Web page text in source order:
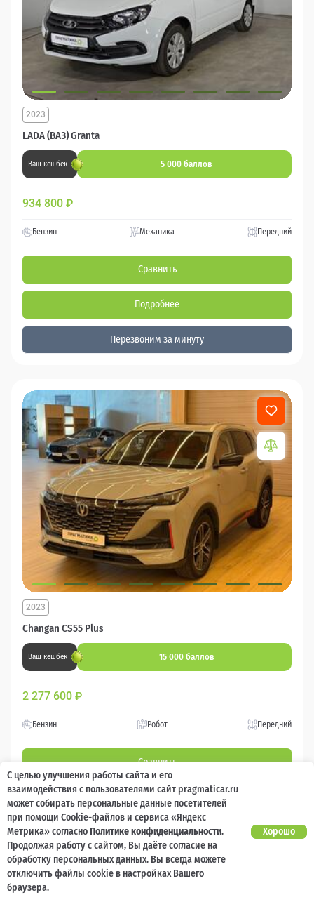
LADA (ВАЗ) Granta
2023
Ваш кешбек 5 000 баллов
934 800 ₽
Бензин Механика Передний
Сравнить
Подробнее
Перезвоним за минуту
Changan CS55 Plus
2023
Ваш кешбек 15 000 баллов
2 277 600 ₽
Бензин Робот Передний
Сравнить
Подробнее
Перезвоним за минуту
С целью улучшения работы сайта и его
взаимодействия с пользователями сайт pragmaticar.ru
может собирать персональные данные посетителей
при помощи Cookie-файлов и сервиса «Яндекс
Метрика» согласноПолитике конфиденциальности.
Продолжая работу с сайтом, Вы даёте согласие на
обработку персональных данных. Вы всегда можете
отключить файлы cookie в настройках Вашего
браузера.
Хорошо